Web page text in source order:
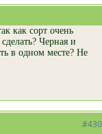
как сорт очень
Черная и
в одном месте? Не
#430